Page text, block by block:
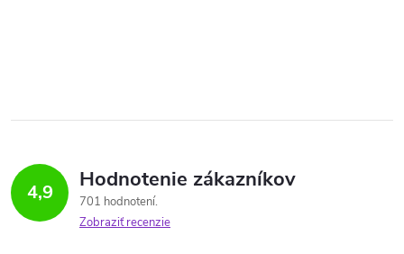
4,9 Hodnotenie zákazníkov
701 hodnotení
Zobraziť recenzie